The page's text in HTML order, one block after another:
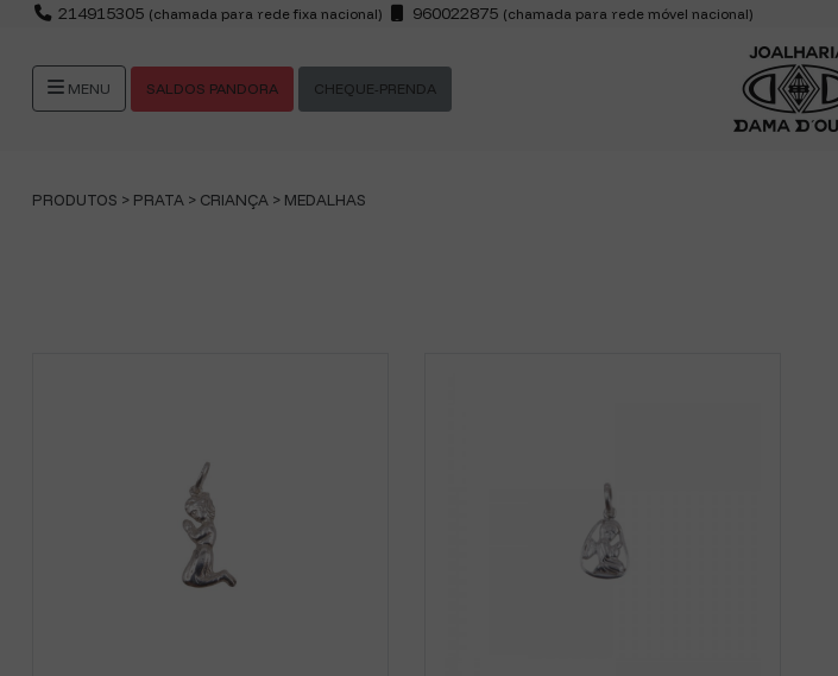
214915305 (chamada para rede fixa nacional) 960022875 (chamada para rede móvel nacional)
MENU SALDOS PANDORA CHEQUE-PRENDA
PRODUTOS > PRATA > CRIANÇA > MEDALHAS